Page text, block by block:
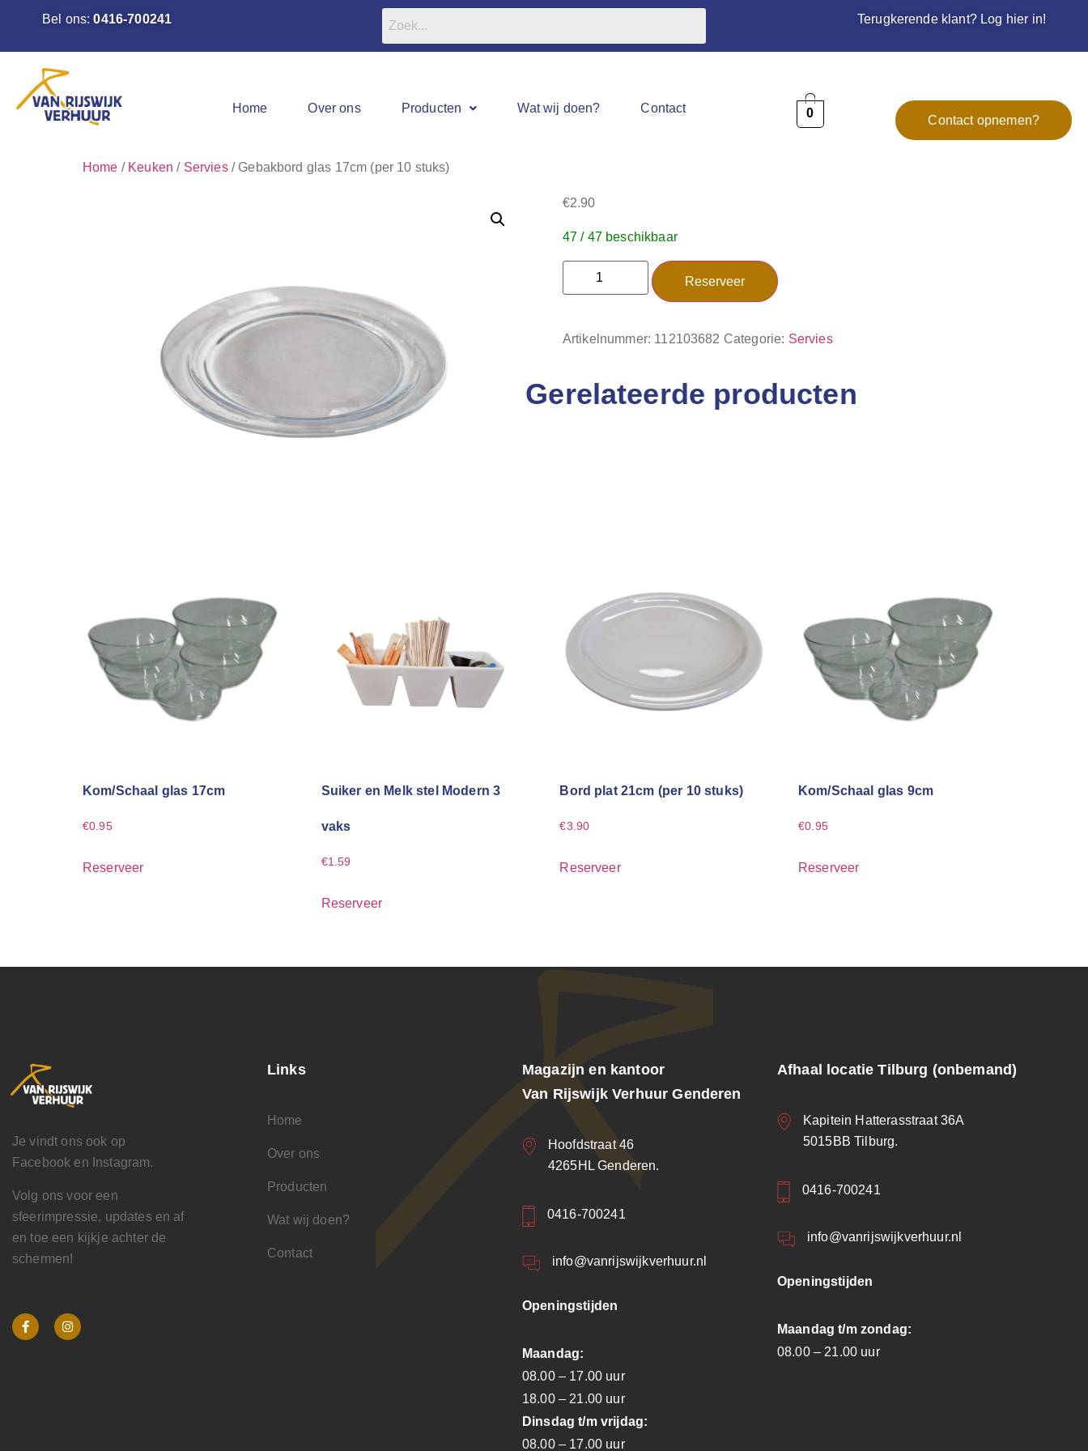
Bel ons:0416-700241 Terugkerende klant? Log hier in!
Home Over ons Producten Wat wij doen? Contact 0
Contact opnemen?
Home / Keuken / Servies/ Gebakbord glas 17cm (per 10 stuks)
€2.90
47 / 47 beschikbaar
Reserveer
Artikelnummer: 112103682 Categorie: Servies
Gerelateerde producten
Kom/Schaal glas 17cm
€0.95
Reserveer
Suiker en Melk stel Modern 3
vaks
€1.59
Reserveer
Bord plat 21cm (per 10 stuks)
€3.90
Reserveer
Kom/Schaal glas 9cm
€0.95
Reserveer
Je vindt ons ook op
Facebook en Instagram.
Volg ons voor een
sfeerimpressie, updates en af
en toe een kijkje achter de
schermen!
Links
Home
Over ons
Producten
Wat wij doen?
Contact
Magazijn en kantoor
Van Rijswijk Verhuur Genderen
Hoofdstraat 46
4265HL Genderen.
0416-700241
info@vanrijswijkverhuur.nl
Openingstijden
Maandag:
08.00 – 17.00 uur
18.00 – 21.00 uur
Dinsdag t/m vrijdag:
08.00 – 17.00 uur
Afhaal locatie Tilburg (onbemand)
Kapitein Hatterasstraat 36A
5015BB Tilburg.
0416-700241
info@vanrijswijkverhuur.nl
Openingstijden
Maandag t/m zondag:
08.00 – 21.00 uur